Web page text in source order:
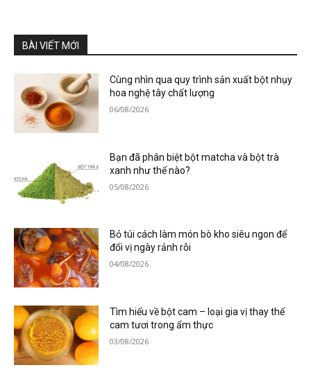
BÀI VIẾT MỚI
Cùng nhìn qua quy trình sản xuất bột nhụy
hoa nghệ tây chất lượng
06/08/2026
Bạn đã phân biệt bột matcha và bột trà
xanh như thế nào?
05/08/2026
Bỏ túi cách làm món bò kho siêu ngon để
đổi vị ngày rảnh rỗi
04/08/2026
Tìm hiểu về bột cam – loại gia vị thay thế
cam tươi trong ẩm thực
03/08/2026